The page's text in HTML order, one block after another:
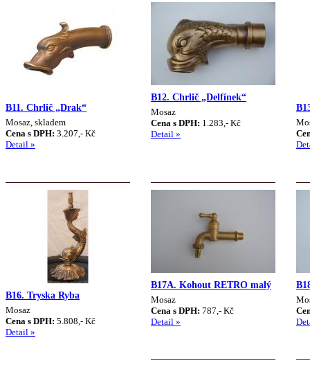
B11. Chrlič „Drak“
Mosaz, skladem
Cena s DPH: 3.207,- Kč
Detail »
B12. Chrlič „Delfínek“
Mosaz
Cena s DPH: 1.283,- Kč
Detail »
B16. Tryska Ryba
Mosaz
Cena s DPH: 5.808,- Kč
Detail »
B17A. Kohout RETRO malý
Mosaz
Cena s DPH: 787,- Kč
Detail »